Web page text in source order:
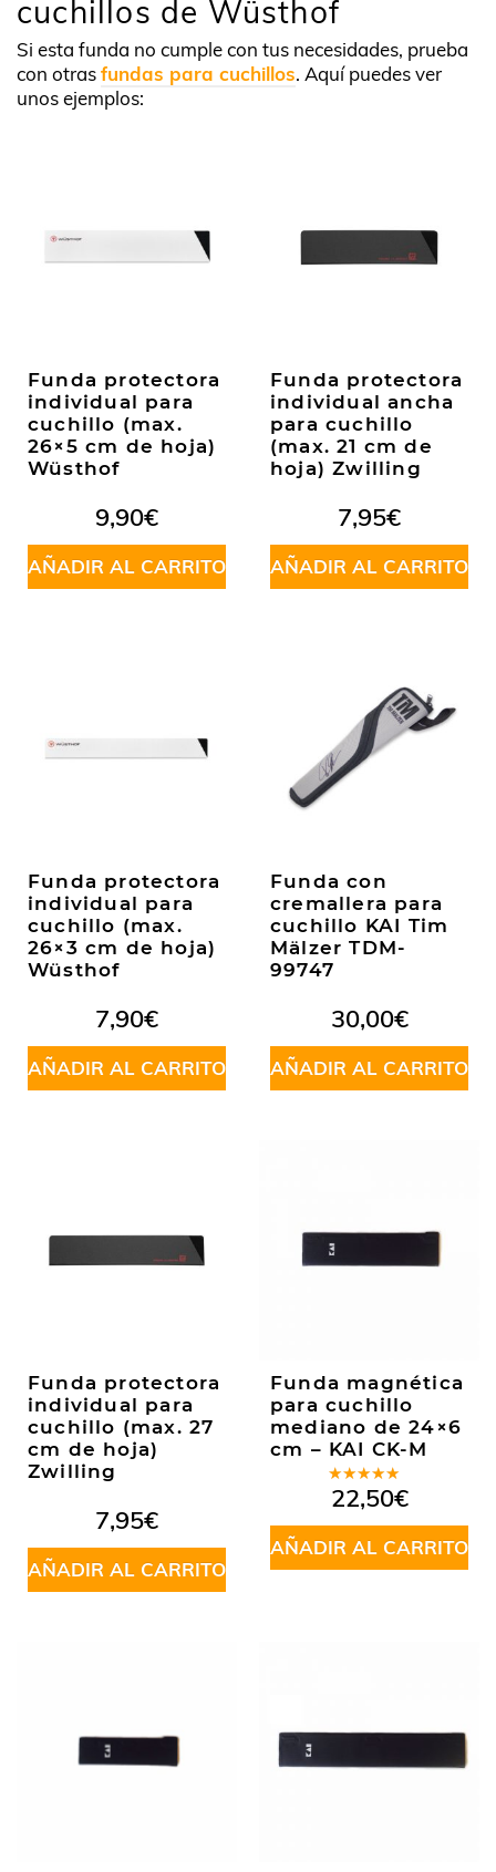
cuchillos de Wüsthof
Si esta funda no cumple con tus necesidades, prueba
con otrasfundas para cuchillos. Aquí puedes ver
unos ejemplos:
Funda protectora
individual para
cuchillo (max.
26×5 cm de hoja)
Wüsthof
9,90€
AÑADIR AL CARRITO
Funda protectora
individual ancha
para cuchillo
(max. 21 cm de
hoja) Zwilling
7,95€
AÑADIR AL CARRITO
Funda protectora
individual para
cuchillo (max.
26×3 cm de hoja)
Wüsthof
7,90€
AÑADIR AL CARRITO
Funda con
cremallera para
cuchillo KAI Tim
Mälzer TDM-
99747
30,00€
AÑADIR AL CARRITO
Funda protectora
individual para
cuchillo (max. 27
cm de hoja)
Zwilling
7,95€
AÑADIR AL CARRITO
Funda magnética
para cuchillo
mediano de 24×6
cm – KAI CK-M
Valorado
en4.85
de 5
22,50€
AÑADIR AL CARRITO